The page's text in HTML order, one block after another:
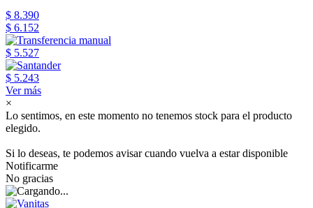
$ 8.390
$ 6.152
$ 5.527
$ 5.243
Ver más
×
Lo sentimos, en este momento no tenemos stock para el producto
elegido.
Si lo deseas, te podemos avisar cuando vuelva a estar disponible
Notificarme
No gracias